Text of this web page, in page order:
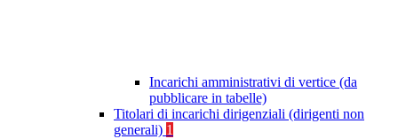
Incarichi amministrativi di vertice (da
pubblicare in tabelle)
Titolari di incarichi dirigenziali (dirigenti non
generali) 1